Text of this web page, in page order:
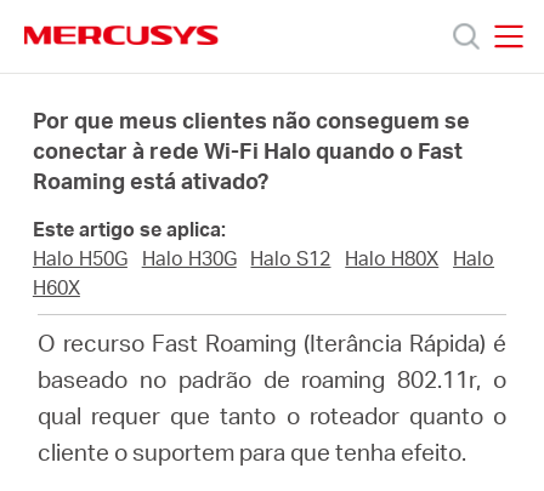
navigation
Produtos
Suporte
Sobre
Por que meus clientes não conseguem se
conectar à rede Wi-Fi Halo quando o Fast
Roaming está ativado?
Este artigo se aplica:
Halo H50G
Halo H30G Halo S12 Halo H80X
Halo
H60X
O recurso Fast Roaming (Iterância Rápida) é
baseado no padrão de roaming 802.11r, o
qual requer que tanto o roteador quanto o
cliente o suportem para que tenha efeito.